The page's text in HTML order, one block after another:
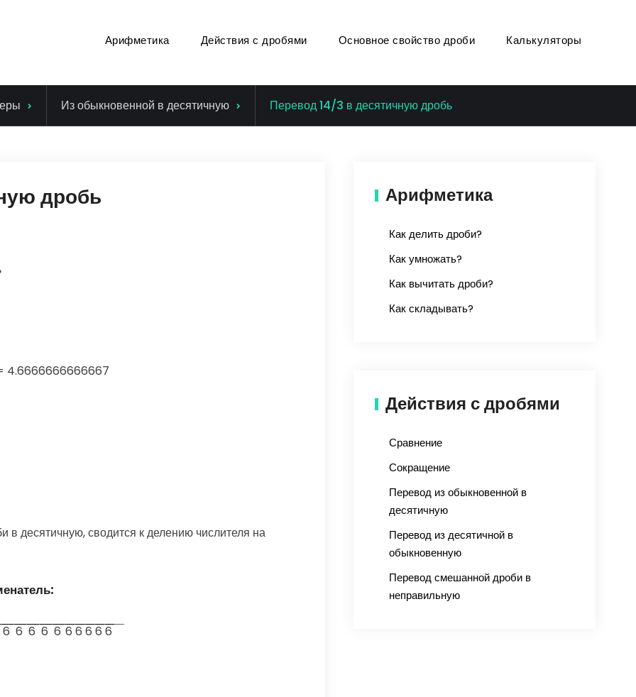
Арифметика Действия с дробями Основное свойство дроби Калькуляторы
Из обыкновенной в десятичную Перевод 14/3 в десятичную дробь
дробь
4.6666666666667
десятичную, сводится к делению числителя на
6 6 6 6 6 6 6 6 6 6
Арифметика
Как делить дроби?
Как умножать?
Как вычитать дроби?
Как складывать?
Действия с дробями
Сравнение
Сокращение
Перевод из обыкновенной в
десятичную
Перевод из десятичной в
обыкновенную
Перевод смешанной дроби в
неправильную